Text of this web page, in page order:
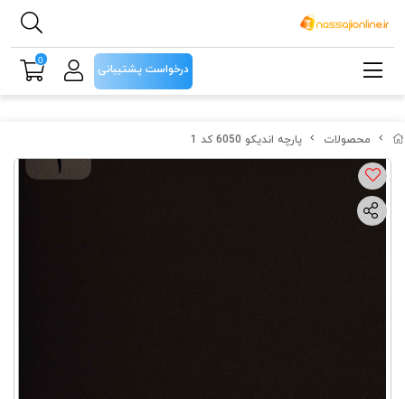
محصولات پارچه اندیکو 6050 کد 1
درخواست پشتیبانی
0